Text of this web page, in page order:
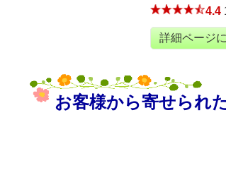
4.4
詳細ページ
お客様から寄せられ